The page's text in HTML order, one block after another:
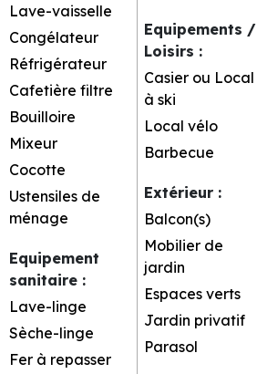
Lave-vaisselle
Congélateur
Réfrigérateur
Cafetière filtre
Bouilloire
Mixeur
Cocotte
Ustensiles de
ménage
Equipement
sanitaire :
Lave-linge
Sèche-linge
Fer à repasser
Equipements /
Loisirs :
Casier ou Local
à ski
Local vélo
Barbecue
Extérieur :
Balcon(s)
Mobilier de
jardin
Espaces verts
Jardin privatif
Parasol